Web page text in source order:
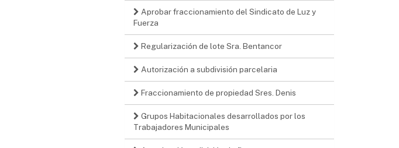
Aprobar fraccionamiento del Sindicato de Luz y
Fuerza
Regularización de lote Sra. Bentancor
Autorización a subdivisión parcelaria
Fraccionamiento de propiedad Sres. Denis
Grupos Habitacionales desarrollados por los
Trabajadores Municipales